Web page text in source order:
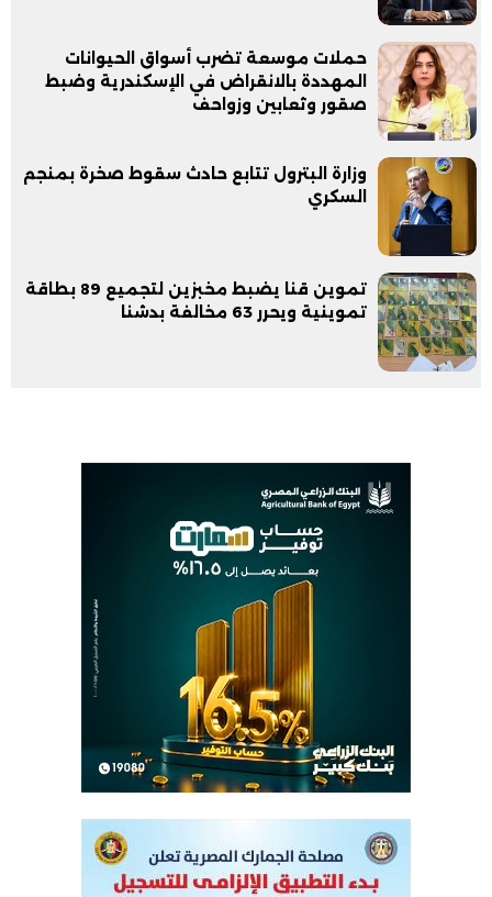
حملات موسعة تضرب أسواق الحيوانات
المهددة بالانقراض في الإسكندرية وضبط
صقور وثعابين وزواحف
وزارة البترول تتابع حادث سقوط صخرة بمنجم
السكري
تموين قنا يضبط مخبزين لتجميع 89 بطاقة
تموينية ويحرر 63 مخالفة بدشنا